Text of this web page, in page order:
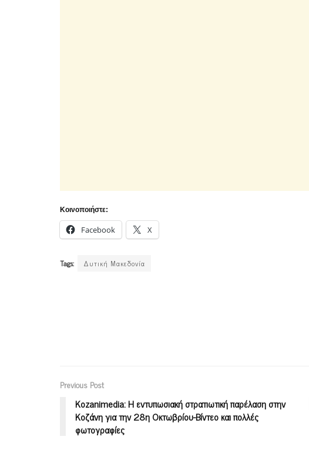
Κοινοποιήστε:
Facebook X
Tags: Δυτική Μακεδονία
Previous Post
Kozanimedia: Η εντυπωσιακή στρατιωτική παρέλαση στην
Κοζάνη για την 28η Οκτωβρίου-Βίντεο και πολλές
φωτογραφίες